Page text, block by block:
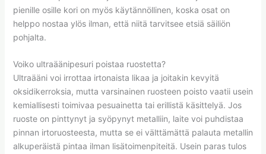
pienille osille kori on myös käytännöllinen, koska osat on
helppo nostaa ylös ilman, että niitä tarvitsee etsiä säiliön
pohjalta.
Voiko ultraäänipesuri poistaa ruostetta?
Ultraääni voi irrottaa irtonaista likaa ja joitakin kevyitä
oksidikerroksia, mutta varsinainen ruosteen poisto vaatii usein
kemiallisesti toimivaa pesuainetta tai erillistä käsittelyä. Jos
ruoste on pinttynyt ja syöpynyt metalliin, laite voi puhdistaa
pinnan irtoruosteesta, mutta se ei välttämättä palauta metallin
alkuperäistä pintaa ilman lisätoimenpiteitä. Usein paras tulos